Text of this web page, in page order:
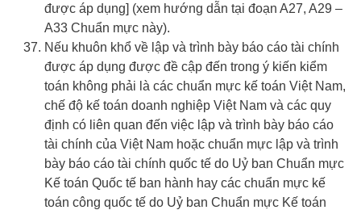
được áp dụng] (xem hướng dẫn tại đoạn A27, A29 –
A33 Chuẩn mực này).
Nếu khuôn khổ về lập và trình bày báo cáo tài chính
được áp dụng được đề cập đến trong ý kiến kiểm
toán không phải là các chuẩn mực kế toán Việt Nam,
chế độ kế toán doanh nghiệp Việt Nam và các quy
định có liên quan đến việc lập và trình bày báo cáo
tài chính của Việt Nam hoặc chuẩn mực lập và trình
bày báo cáo tài chính quốc tế do Uỷ ban Chuẩn mực
Kế toán Quốc tế ban hành hay các chuẩn mực kế
toán công quốc tế do Uỷ ban Chuẩn mực Kế toán